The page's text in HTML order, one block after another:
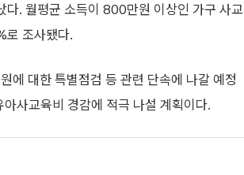
. 월평균 소득이 800만원 이상인 가구 사교
로 조사됐다.
에 대한 특별점검 등 관련 단속에 나갈 예정
사교육비 경감에 적극 나설 계획이다.